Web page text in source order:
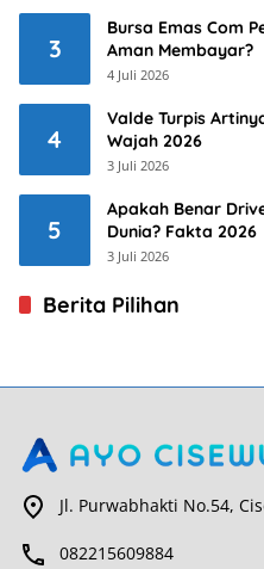
3
Bursa Emas Com
Aman Membayar?
4 Juli 2026
4
Valde Turpis
Wajah 2026
3 Juli 2026
5
Apakah Benar
Dunia? Fakta 2026
3 Juli 2026
Berita Pilihan
Jl. Purwabhakti No.54,
082215609884